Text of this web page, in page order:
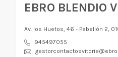
EBRO BLENDIO
Av. los Huetos, 46 - Pabellón 2,
945497055